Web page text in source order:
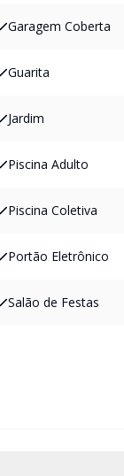
Garagem Coberta
Guarita
Jardim
Piscina Adulto
Piscina Coletiva
Portão Eletrônico
Salão de Festas